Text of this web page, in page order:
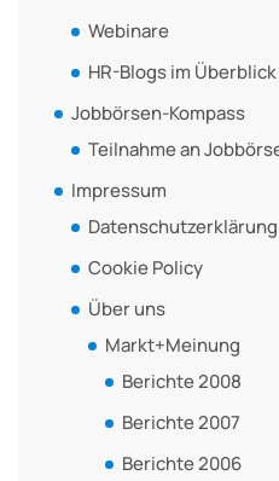
Webinare
HR-Blogs im Überblick
Jobbörsen-Kompass
Teilnahme an
Impressum
Datenschutzerklärung
Cookie Policy
Über uns
Markt+Meinung
Berichte 2008
Berichte 2007
Berichte 2006